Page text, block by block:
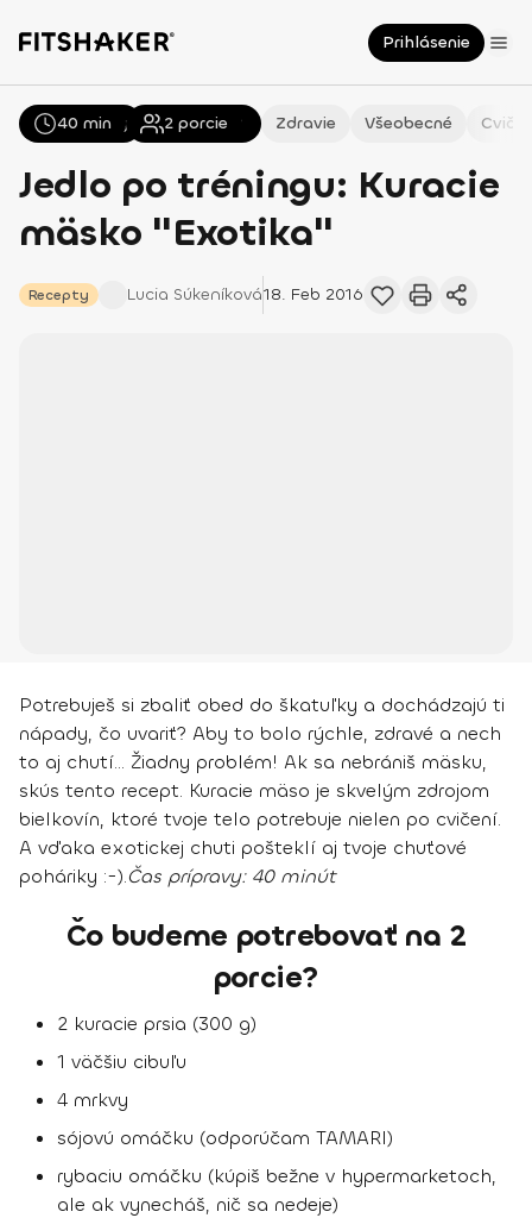
Prihlásenie
Všetky Recepty Zdravie Všeobecné
Jedlo po tréningu: Kuracie
mäsko "Exotika"
Recepty Lucia Súkeníková18. Feb 2016
40 min 2 porcie
Potrebuješ si zbaliť obed do škatuľky a dochádzajú ti
nápady, čo uvariť? Aby to bolo rýchle, zdravé a nech
to aj chutí... Žiadny problém! Ak sa nebrániš mäsku,
skús tento recept. Kuracie mäso je skvelým zdrojom
bielkovín, ktoré tvoje telo potrebuje nielen po cvičení.
A vďaka exotickej chuti pošteklí aj tvoje chuťové
poháriky :-).Čas prípravy:40 minút
Čo budeme potrebovať na 2
porcie?
2 kuracie prsia (300 g)
1 väčšiu cibuľu
4 mrkvy
sójovú omáčku (odporúčam TAMARI)
rybaciu omáčku (kúpiš bežne v hypermarketoch,
ale ak vynecháš, nič sa nedeje)